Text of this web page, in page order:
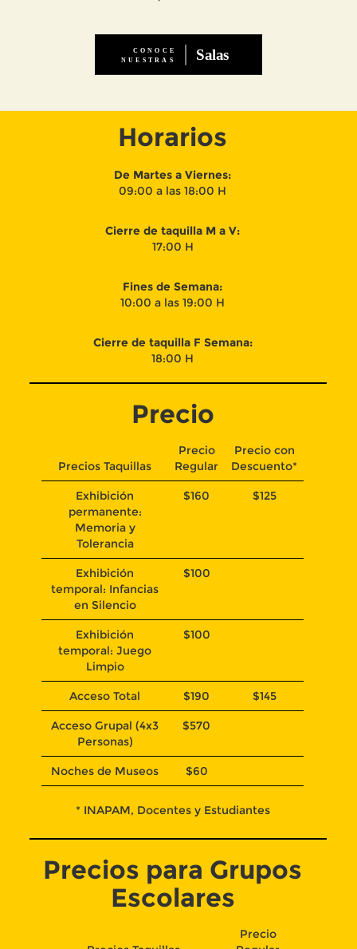
Horarios
De Martes a Viernes:
09:00 a las 18:00 H
Cierre de taquilla M a V:
17:00 H
Fines de Semana:
10:00 a las 19:00 H
Cierre de taquilla F Semana:
18:00 H
Precio
Precios Taquillas
Precio
Regular
Precio con
Descuento*
Exhibición
permanente:
Memoria y
Tolerancia
$160 $125
Exhibición
temporal: Infancias
en Silencio
$100
Exhibición
temporal: Juego
Limpio
$100
Acceso Total $190 $145
Acceso Grupal (4x3
Personas)
$570
Noches de Museos $60
* INAPAM, Docentes y Estudiantes
Precios para Grupos
Escolares
Precio